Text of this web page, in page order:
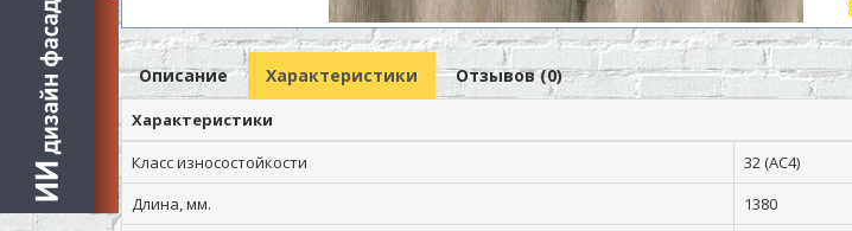
Описание Характеристики Отзывов (0)
Характеристики
Класс износостойкости
32 (АС4)
Длина, мм.
1380